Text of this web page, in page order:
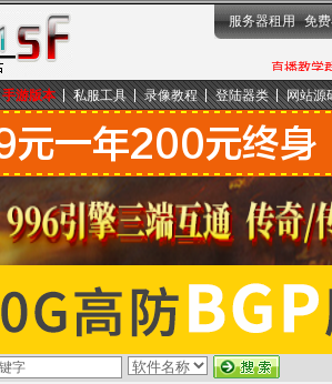
服务器租用 免
手游版本 私服工具 录像教程 登陆器类 网站源